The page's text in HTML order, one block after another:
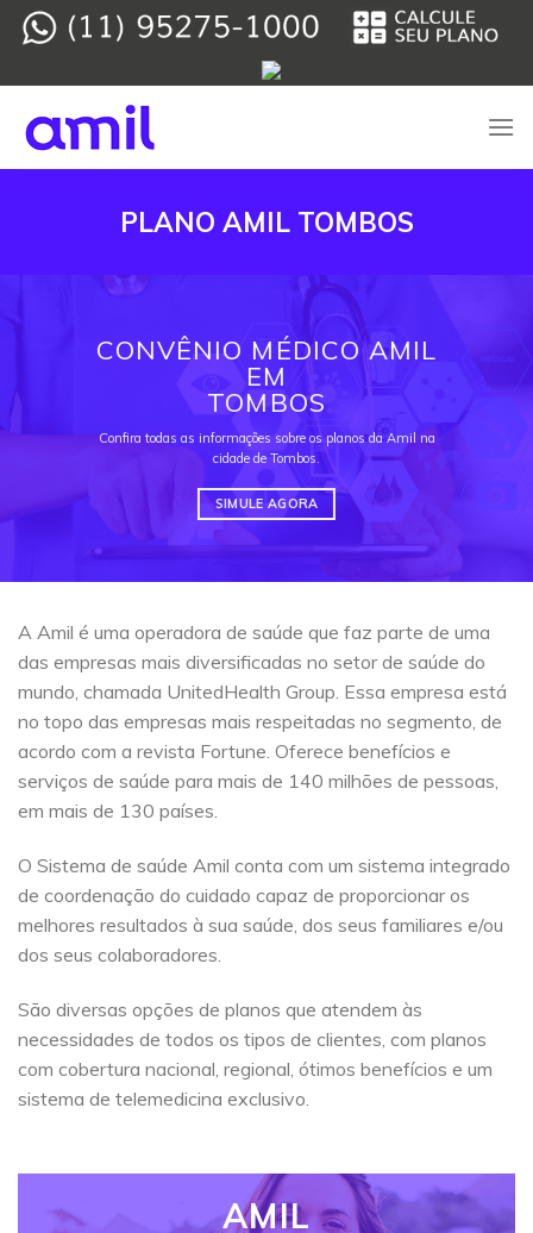
Skip
PLANO AMIL TOMBOS
CONVÊNIO MÉDICO AMIL
EM
TOMBOS
Confira todas as informações sobre os planos da Amil na
cidade de Tombos.
SIMULE AGORA
A Amil é uma operadora de saúde que faz parte de uma
das empresas mais diversificadas no setor de saúde do
mundo, chamada UnitedHealth Group. Essa empresa está
no topo das empresas mais respeitadas no segmento, de
acordo com a revista Fortune. Oferece benefícios e
serviços de saúde para mais de 140 milhões de pessoas,
em mais de 130 países.
O Sistema de saúde Amil conta com um sistema integrado
de coordenação do cuidado capaz de proporcionar os
melhores resultados à sua saúde, dos seus familiares e/ou
dos seus colaboradores.
São diversas opções de planos que atendem às
necessidades de todos os tipos de clientes, com planos
com cobertura nacional, regional, ótimos benefícios e um
sistema de telemedicina exclusivo.
AMIL